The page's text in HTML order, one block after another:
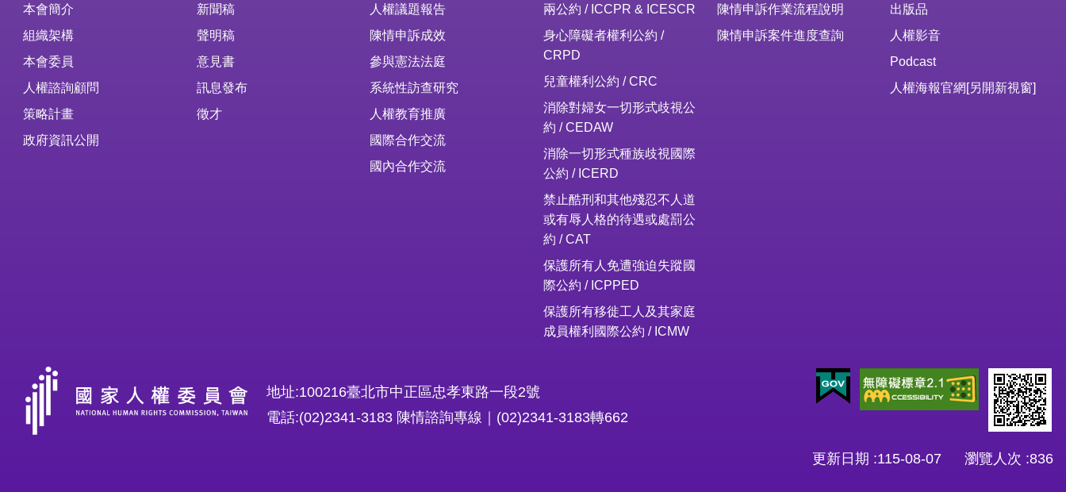
本會簡介
組織架構
本會委員
人權諮詢顧問
策略計畫
政府資訊公開
新聞稿
聲明稿
意見書
訊息發布
徵才
人權議題報告
陳情申訴成效
參與憲法法庭
系統性訪查研究
人權教育推廣
國際合作交流
國內合作交流
兩公約 / ICCPR & ICESCR
身心障礙者權利公約 /
CRPD
兒童權利公約 / CRC
消除對婦女一切形式歧視公
約 / CEDAW
消除一切形式種族歧視國際
公約 / ICERD
禁止酷刑和其他殘忍不人道
或有辱人格的待遇或處罰公
約 / CAT
保護所有人免遭強迫失蹤國
際公約 / ICPPED
保護所有移徙工人及其家庭
成員權利國際公約 / ICMW
陳情申訴作業流程說明
陳情申訴案件進度查詢
出版品
人權影音
Podcast
人權海報官網[另開新視窗]
地址:100216臺北市中正區忠孝東路一段2號
電話:(02)2341-3183 陳情諮詢專線｜(02)2341-3183轉662
更新日期 115-08-07 瀏覽人次 836